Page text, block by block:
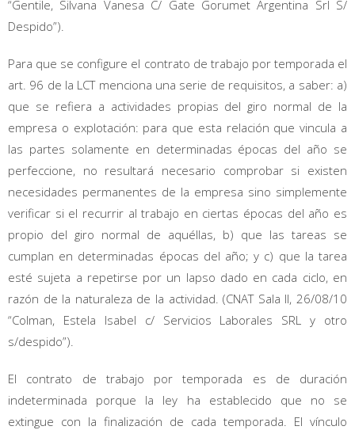
“Gentile, Silvana Vanesa C/ Gate Gorumet Argentina Srl S/
Despido”).
Para que se configure el contrato de trabajo por temporada el
art. 96 de la LCT menciona una serie de requisitos, a saber: a)
que se refiera a actividades propias del giro normal de la
empresa o explotación: para que esta relación que vincula a
las partes solamente en determinadas épocas del año se
perfeccione, no resultará necesario comprobar si existen
necesidades permanentes de la empresa sino simplemente
verificar si el recurrir al trabajo en ciertas épocas del año es
propio del giro normal de aquéllas, b) que las tareas se
cumplan en determinadas épocas del año; y c) que la tarea
esté sujeta a repetirse por un lapso dado en cada ciclo, en
razón de la naturaleza de la actividad. (CNAT Sala II, 26/08/10
“Colman, Estela Isabel c/ Servicios Laborales SRL y otro
s/despido”).
El contrato de trabajo por temporada es de duración
indeterminada porque la ley ha establecido que no se
extingue con la finalización de cada temporada. El vínculo